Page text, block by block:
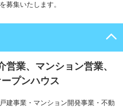
募集いたします。
営業、マンション営業、
プンハウス
建事業・マンション開発事業・不動